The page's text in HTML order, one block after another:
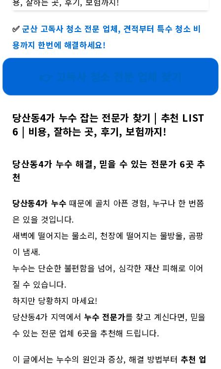
✅군산 고독사 청소 전문 업체, 견적부터 특수 청소 비
용까지 한번에 해결하세요!
당산동4가 누수 잡는 전문가 찾기 | 추천 LIST
6 | 비용, 잘하는 곳, 후기, 보험까지!
당산동4가 누수 해결, 믿을 수 있는 전문가 6곳 추
천
당산동4가 누수 때문에 골치 아픈 경험, 누구나 한 번쯤
은 있을 것입니다.
새벽에 떨어지는 물소리, 천장에 떨어지는 물방울, 곰팡
이 냄새.
누수는 단순한 불편함을 넘어, 심각한 재산 피해로 이어
질 수 있습니다.
하지만 당황하지 마세요!
당산동4가 지역에서 누수 전문가를 찾고 계신다면, 믿을
수 있는 전문 업체 6곳을 추천해 드립니다.
이 글에서는 누수의 원인과 증상, 해결 방법부터 추천 업